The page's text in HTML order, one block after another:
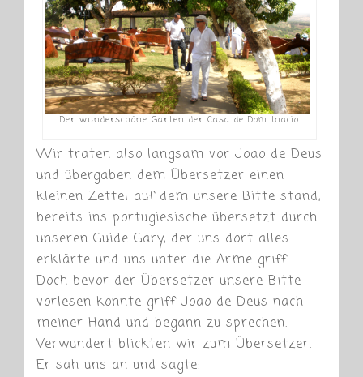
Der wunderschöne Garten der Casa de Dom Inacio
Wir traten also langsam vor Joao de Deus
und übergaben dem Übersetzer einen
kleinen Zettel auf dem unsere Bitte stand,
bereits ins portugiesische übersetzt durch
unseren Guide Gary, der uns dort alles
erklärte und uns unter die Arme griff.
Doch bevor der Übersetzer unsere Bitte
vorlesen konnte griff Joao de Deus nach
meiner Hand und begann zu sprechen.
Verwundert blickten wir zum Übersetzer.
Er sah uns an und sagte: